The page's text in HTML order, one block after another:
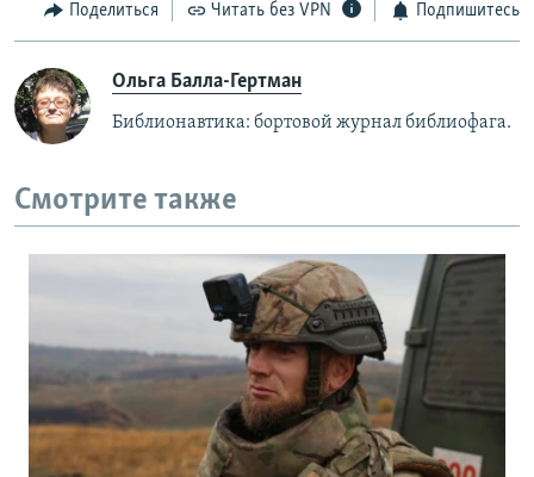
Поделиться Читать без VPN Подпишитесь
Ольга Балла-Гертман
Библионавтика: бортовой журнал библиофага.
Смотрите также